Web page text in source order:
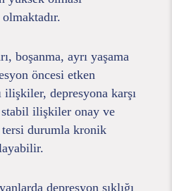
boşanma, ayrı yaşama
öncesi etken
depresyona karşı
ilişkiler onay ve
tersi durumla kronik
depresyon sıklığı